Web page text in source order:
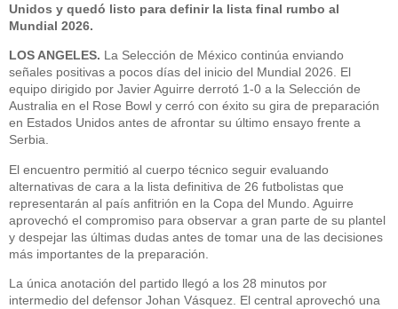
Unidos y quedó listo para definir la lista final rumbo al
Mundial 2026.
LOS ANGELES. La Selección de México continúa enviando
señales positivas a pocos días del inicio del Mundial 2026. El
equipo dirigido por Javier Aguirre derrotó 1-0 a la Selección de
Australia en el Rose Bowl y cerró con éxito su gira de preparación
en Estados Unidos antes de afrontar su último ensayo frente a
Serbia.
El encuentro permitió al cuerpo técnico seguir evaluando
alternativas de cara a la lista definitiva de 26 futbolistas que
representarán al país anfitrión en la Copa del Mundo. Aguirre
aprovechó el compromiso para observar a gran parte de su plantel
y despejar las últimas dudas antes de tomar una de las decisiones
más importantes de la preparación.
La única anotación del partido llegó a los 28 minutos por
intermedio del defensor Johan Vásquez. El central aprovechó una